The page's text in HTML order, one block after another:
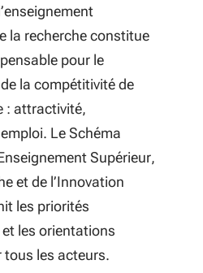
la recherche constitue
pour le
la compétitivité de
: attractivité,
Le Schéma
Supérieur,
et de l’Innovation
les priorités
les orientations
tous les acteurs.